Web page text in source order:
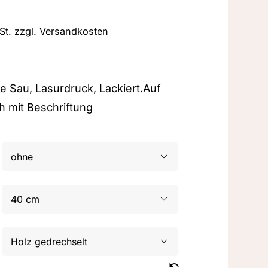
zzgl. Versandkosten
Sau, Lasurdruck, Lackiert.Auf
mit Beschriftung


